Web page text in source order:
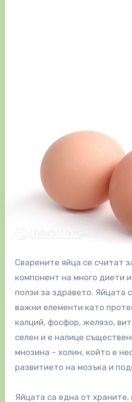
Сварените яйца се считат за ключов
компонент на много диети
ползи за здравето. Яйцата
важни елементи като
калций, фосфор, желязо,
селен и е налице
мнозина – холин, който е
развитието на мозъка и
Яйцата са една от